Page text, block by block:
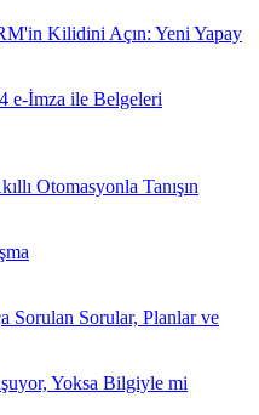
Kilidini Açın: Yeni Yapay
e-İmza ile Belgeleri
Otomasyonla Tanışın
Sorulan Sorular, Planlar ve